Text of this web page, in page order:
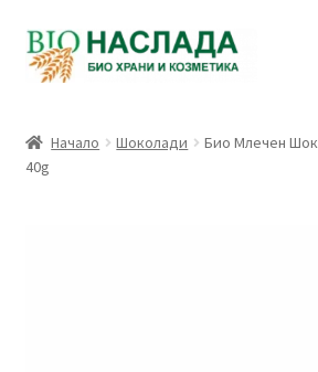
Skip
to
Skip
to
Количка
Начало Шоколади
Био Млечен
40g